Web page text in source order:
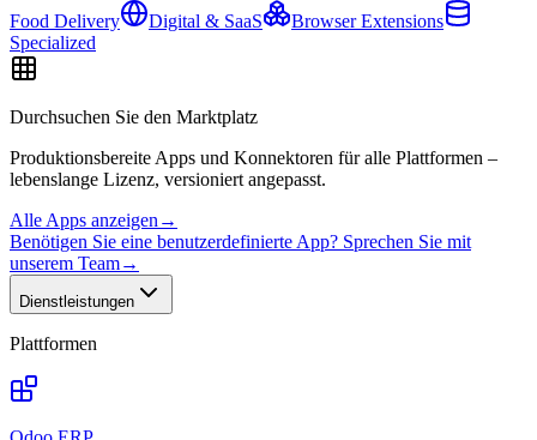
Food Delivery
Digital & SaaS
Browser Extensions
Specialized
Durchsuchen Sie den Marktplatz
Produktionsbereite Apps und Konnektoren für alle Plattformen –
lebenslange Lizenz, versioniert angepasst.
Alle Apps anzeigen →
Benötigen Sie eine benutzerdefinierte App? Sprechen Sie mit
unserem Team→
Dienstleistungen
Plattformen